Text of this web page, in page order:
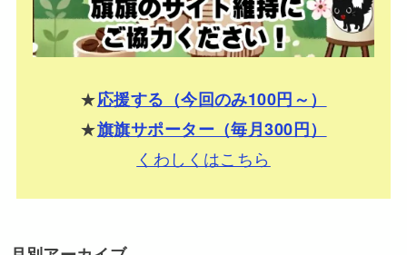
★応援する（今回のみ100円～）
★旗旗サポーター（毎月300円）
くわしくはこちら